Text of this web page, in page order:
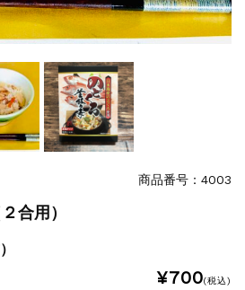
商品番号：4003
合用）
¥700(税込)